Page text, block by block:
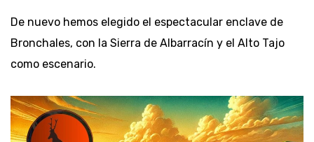
De nuevo hemos elegido el espectacular enclave de
Bronchales, con la Sierra de Albarracín y el Alto Tajo
como escenario.